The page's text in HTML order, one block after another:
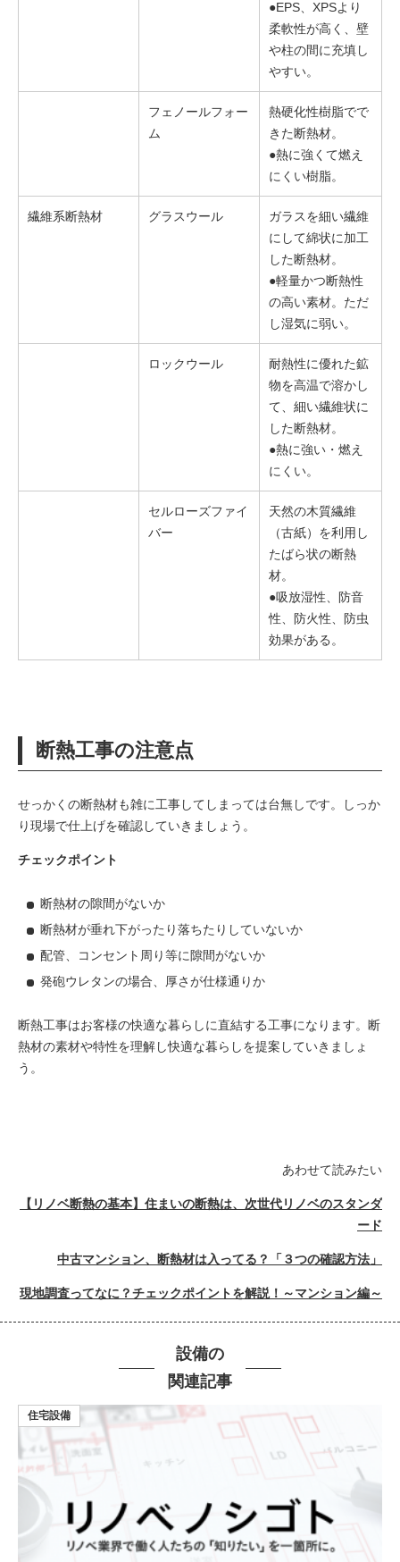
●EPS、XPSより
柔軟性が高く、壁
や柱の間に充填し
やすい。
フェノールフォー
ム
熱硬化性樹脂でで
きた断熱材。
●熱に強くて燃え
にくい樹脂。
繊維系断熱材 グラスウール
ガラスを細い繊維
にして綿状に加工
した断熱材。
●軽量かつ断熱性
の高い素材。ただ
し湿気に弱い。
ロックウール
耐熱性に優れた鉱
物を高温で溶かし
て、細い繊維状に
した断熱材。
●熱に強い・燃え
にくい。
セルローズファイ
バー
天然の木質繊維
（古紙）を利用し
たばら状の断熱
材。
●吸放湿性、防音
性、防火性、防虫
効果がある。
断熱工事の注意点
せっかくの断熱材も雑に工事してしまっては台無しです。しっか
り現場で仕上げを確認していきましょう。
チェックポイント
断熱材の隙間がないか
断熱材が垂れ下がったり落ちたりしていないか
配管、コンセント周り等に隙間がないか
発砲ウレタンの場合、厚さが仕様通りか
断熱工事はお客様の快適な暮らしに直結する工事になります。断
熱材の素材や特性を理解し快適な暮らしを提案していきましょ
う。
あわせて読みたい
【リノベ断熱の基本】住まいの断熱は、次世代リノベのスタンダ
ード
中古マンション、断熱材は入ってる？「３つの確認方法」
現地調査ってなに？チェックポイントを解説！～マンション編～
設備の
関連記事
住宅設備